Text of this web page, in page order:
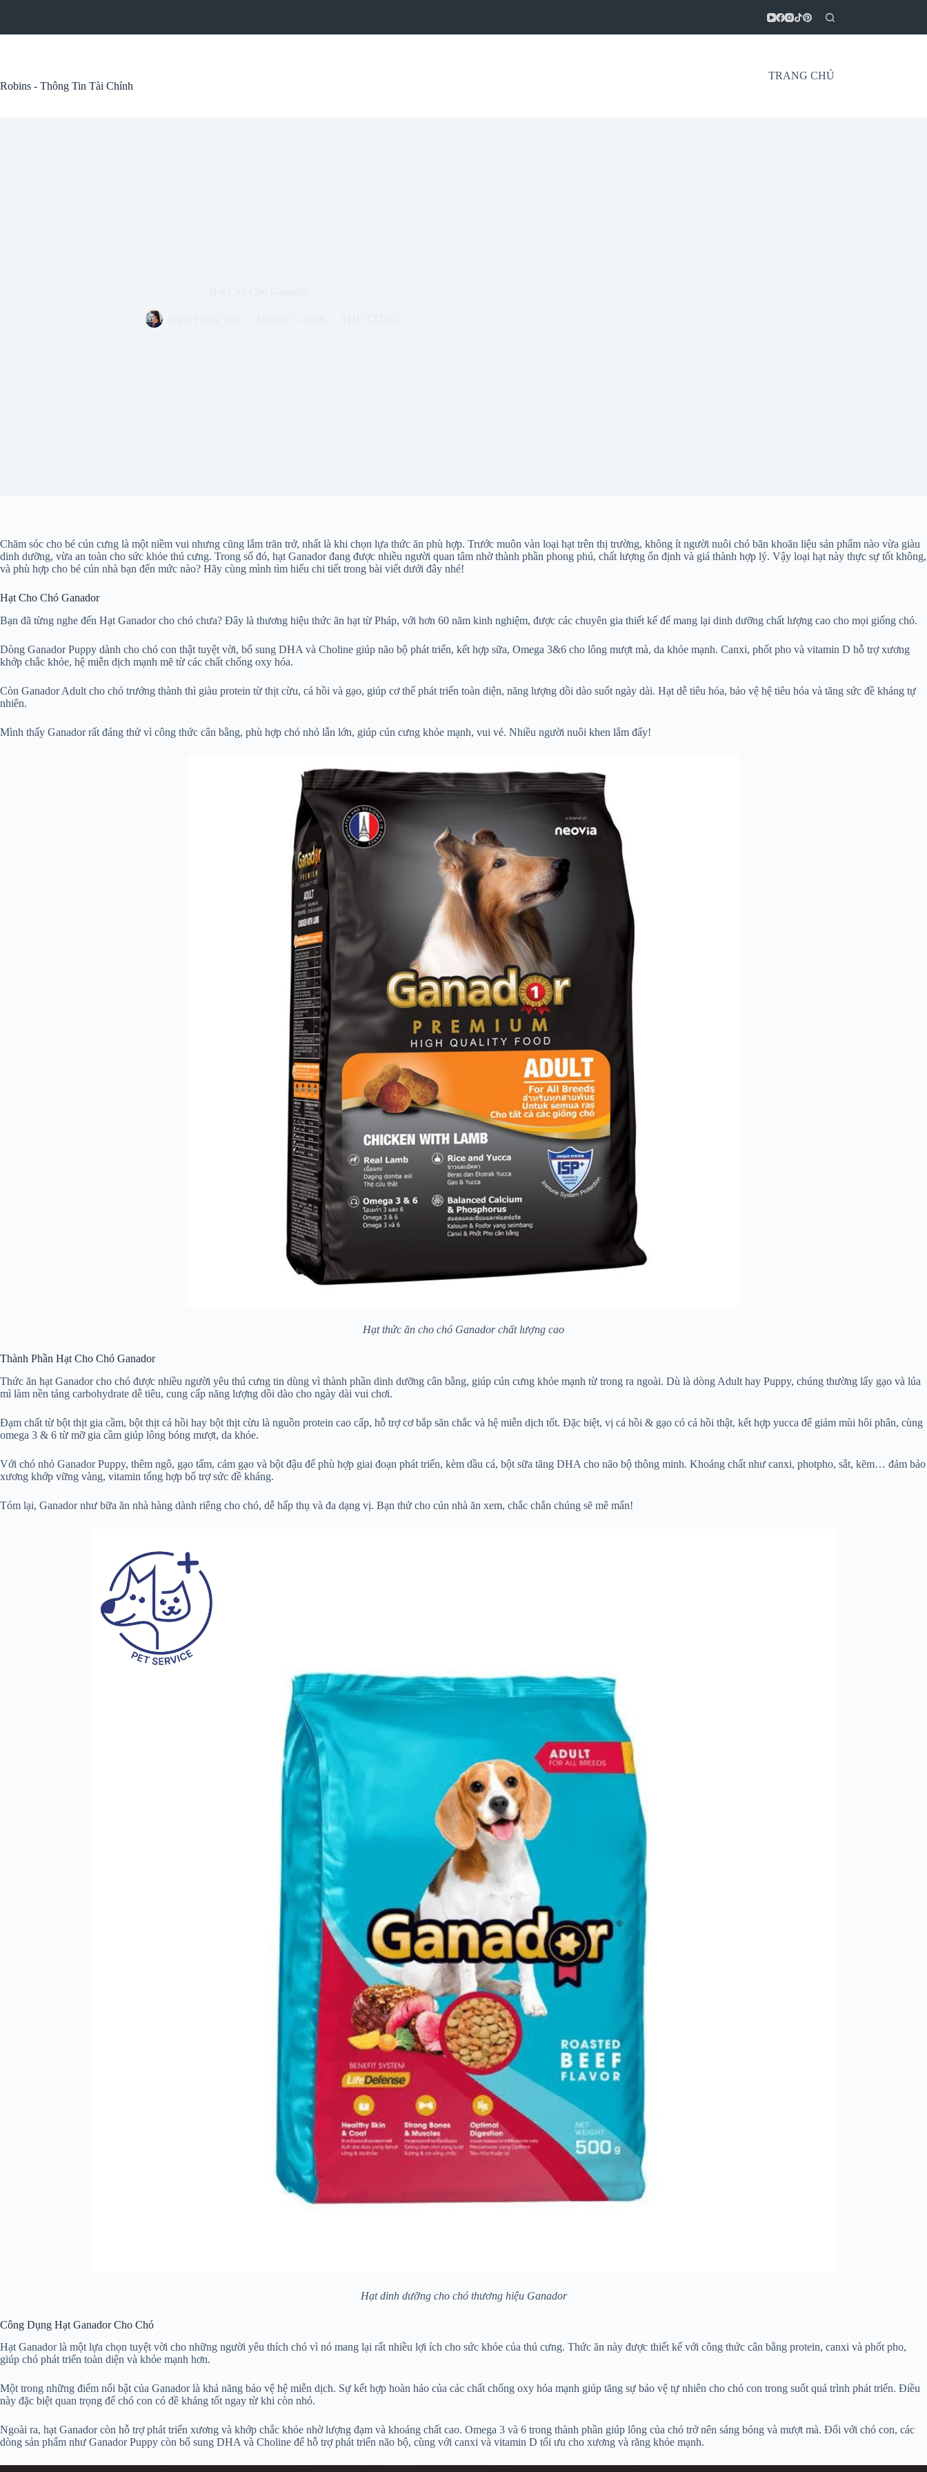
Robins - Thông Tin Tài Chính
TRANG CHỦ
Chăm sóc cho bé cún cưng là một niềm vui nhưng cũng lắm trăn trở, nhất là khi chọn lựa thức ăn phù hợp. Trước muôn vàn loại hạt trên thị trường, không ít người nuôi chó băn khoăn liệu sản phẩm nào vừa giàu
dinh dưỡng, vừa an toàn cho sức khỏe thú cưng. Trong số đó, hạt Ganador đang được nhiều người quan tâm nhờ thành phần phong phú, chất lượng ổn định và giá thành hợp lý. Vậy loại hạt này thực sự tốt không,
và phù hợp cho bé cún nhà bạn đến mức nào? Hãy cùng mình tìm hiểu chi tiết trong bài viết dưới đây nhé!
Hạt Cho Chó Ganador
Bạn đã từng nghe đến Hạt Ganador cho chó chưa? Đây là thương hiệu thức ăn hạt từ Pháp, với hơn 60 năm kinh nghiệm, được các chuyên gia thiết kế để mang lại dinh dưỡng chất lượng cao cho mọi giống chó.
Dòng Ganador Puppy dành cho chó con thật tuyệt vời, bổ sung DHA và Choline giúp não bộ phát triển, kết hợp sữa, Omega 3&6 cho lông mượt mà, da khỏe mạnh. Canxi, phốt pho và vitamin D hỗ trợ xương
khớp chắc khỏe, hệ miễn dịch mạnh mẽ từ các chất chống oxy hóa.
Còn Ganador Adult cho chó trưởng thành thì giàu protein từ thịt cừu, cá hồi và gạo, giúp cơ thể phát triển toàn diện, năng lượng dồi dào suốt ngày dài. Hạt dễ tiêu hóa, bảo vệ hệ tiêu hóa và tăng sức đề kháng tự
nhiên.
Mình thấy Ganador rất đáng thử vì công thức cân bằng, phù hợp chó nhỏ lẫn lớn, giúp cún cưng khỏe mạnh, vui vẻ. Nhiều người nuôi khen lắm đấy!
Hạt thức ăn cho chó Ganador chất lượng cao
Thành Phần Hạt Cho Chó Ganador
Thức ăn hạt Ganador cho chó được nhiều người yêu thú cưng tin dùng vì thành phần dinh dưỡng cân bằng, giúp cún cưng khỏe mạnh từ trong ra ngoài. Dù là dòng Adult hay Puppy, chúng thường lấy gạo và lúa
mì làm nền tảng carbohydrate dễ tiêu, cung cấp năng lượng dồi dào cho ngày dài vui chơi.
Đạm chất từ bột thịt gia cầm, bột thịt cá hồi hay bột thịt cừu là nguồn protein cao cấp, hỗ trợ cơ bắp săn chắc và hệ miễn dịch tốt. Đặc biệt, vị cá hồi & gạo có cá hồi thật, kết hợp yucca để giảm mùi hôi phân, cùng
omega 3 & 6 từ mỡ gia cầm giúp lông bóng mượt, da khỏe.
Với chó nhỏ Ganador Puppy, thêm ngô, gạo tấm, cám gạo và bột đậu để phù hợp giai đoạn phát triển, kèm dầu cá, bột sữa tăng DHA cho não bộ thông minh. Khoáng chất như canxi, photpho, sắt, kẽm… đảm bảo
xương khớp vững vàng, vitamin tổng hợp bổ trợ sức đề kháng.
Tóm lại, Ganador như bữa ăn nhà hàng dành riêng cho chó, dễ hấp thụ và đa dạng vị. Bạn thử cho cún nhà ăn xem, chắc chắn chúng sẽ mê mẩn!
Hạt dinh dưỡng cho chó thương hiệu Ganador
Công Dụng Hạt Ganador Cho Chó
Hạt Ganador là một lựa chọn tuyệt vời cho những người yêu thích chó vì nó mang lại rất nhiều lợi ích cho sức khỏe của thú cưng. Thức ăn này được thiết kế với công thức cân bằng protein, canxi và phốt pho,
giúp chó phát triển toàn diện và khỏe mạnh hơn.
Một trong những điểm nổi bật của Ganador là khả năng bảo vệ hệ miễn dịch. Sự kết hợp hoàn hảo của các chất chống oxy hóa mạnh giúp tăng sự bảo vệ tự nhiên cho chó con trong suốt quá trình phát triển. Điều
này đặc biệt quan trọng để chó con có đề kháng tốt ngay từ khi còn nhỏ.
Ngoài ra, hạt Ganador còn hỗ trợ phát triển xương và khớp chắc khỏe nhờ lượng đạm và khoáng chất cao. Omega 3 và 6 trong thành phần giúp lông của chó trở nên sáng bóng và mượt mà. Đối với chó con, các
dòng sản phẩm như Ganador Puppy còn bổ sung DHA và Choline để hỗ trợ phát triển não bộ, cùng với canxi và vitamin D tối ưu cho xương và răng khỏe mạnh.